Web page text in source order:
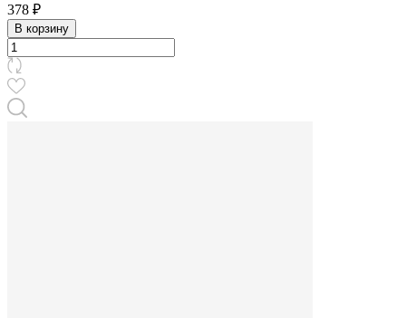
378 ₽
В корзину